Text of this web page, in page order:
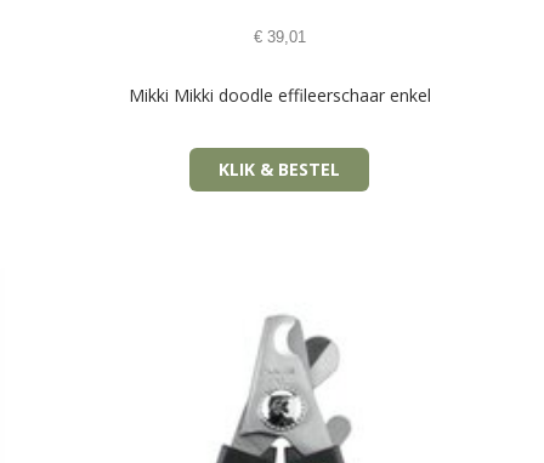
€39,01
Mikki Mikki doodle effileerschaar enkel
KLIK & BESTEL